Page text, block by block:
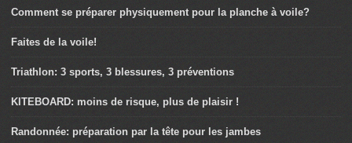
Comment se préparer physiquement pour la planche à voile?
Faites de la voile!
Triathlon: 3 sports, 3 blessures, 3 préventions
KITEBOARD: moins de risque, plus de plaisir !
Randonnée: préparation par la tête pour les jambes